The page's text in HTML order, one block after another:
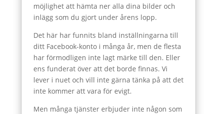
möjlighet att hämta ner alla dina bilder och
inlägg som du gjort under årens lopp.
Det här har funnits bland inställningarna till
ditt Facebook-konto i många år, men de flesta
har förmodligen inte lagt märke till den. Eller
ens funderat över att det borde finnas. Vi
lever i nuet och vill inte gärna tänka på att det
inte kommer att vara för evigt.
Men många tjänster erbjuder inte någon som